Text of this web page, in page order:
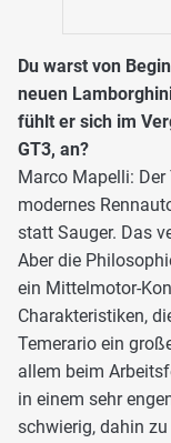
Du warst von
neuen
fühlt er sich im
GT3, an?
Marco Mapelli:
modernes
statt Sauger. Das
Aber die
ein Mittelmotor-
Charakteristiken,
Temerario ein
allem beim
in einem sehr
schwierig, dahin